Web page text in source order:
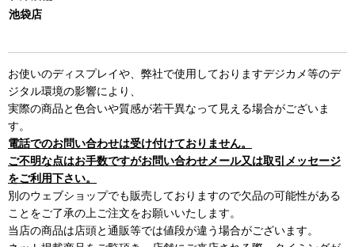
池袋店
お使いのディスプレイや、弊社で使用しておりますデジカメ等のデ
ジタル環境の影響により、
実際の商品と色合いや質感が若干異なって見える場合がございま
す。
電話でのお問い合わせは受け付けておりません。
ご不明な点はお手数ですがお問い合わせメール又は取引メッセージ
をご利用下さい。
別のウェブショップでも販売しておりますので欠品の可能性がある
ことをご了承の上ご注文をお願いいたします。
当店の商品は店頭と通販等では値段が違う場合がございます。